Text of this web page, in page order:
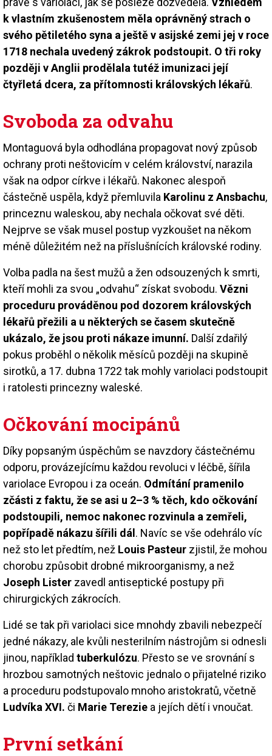
k vlastním zkušenostem měla oprávněný strach o
svého pětiletého syna a ještě v asijské zemi jej v roce
1718 nechala uvedený zákrok podstoupit. O tři roky
později v Anglii prodělala tutéž imunizaci její
čtyřletá dcera, za přítomnosti královských lékařů.
Svoboda za odvahu
Montaguová byla odhodlána propagovat nový způsob
ochrany proti neštovicím v celém království, narazila
však na odpor církve i lékařů. Nakonec alespoň
částečně uspěla, když přemluvila Karolinu z Ansbachu,
princeznu waleskou, aby nechala očkovat své děti.
Nejprve se však musel postup vyzkoušet na někom
méně důležitém než na příslušnících královské rodiny.
Volba padla na šest mužů a žen odsouzených k smrti,
kteří mohli za svou „odvahu“ získat svobodu. Vězni
proceduru prováděnou pod dozorem královských
lékařů přežili a u některých se časem skutečně
ukázalo, že jsou proti nákaze imunní. Další zdařilý
pokus proběhl o několik měsíců později na skupině
sirotků, a 17. dubna 1722 tak mohly variolaci podstoupit
i ratolesti princezny waleské.
Očkování mocipánů
Díky popsaným úspěchům se navzdory částečnému
odporu, provázejícímu každou revoluci v léčbě, šířila
variolace Evropou i za oceán. Odmítání pramenilo
zčásti z faktu, že se asi u 2–3 % těch, kdo očkování
podstoupili, nemoc nakonec rozvinula a zemřeli,
popřípadě nákazu šířili dál. Navíc se vše odehrálo víc
než sto let předtím, než Louis Pasteur zjistil, že mohou
chorobu způsobit drobné mikroorganismy, a než
Joseph Lister zavedl antiseptické postupy při
chirurgických zákrocích.
Lidé se tak při variolaci sice mnohdy zbavili nebezpečí
jedné nákazy, ale kvůli nesterilním nástrojům si odnesli
jinou, například tuberkulózu. Přesto se ve srovnání s
hrozbou samotných neštovic jednalo o přijatelné riziko
a proceduru podstupovalo mnoho aristokratů, včetně
Ludvíka XVI. či Marie Terezie a jejích dětí i vnoučat.
První setkání